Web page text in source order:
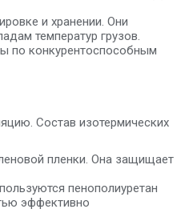
и хранении. Они
температур грузов.
по конкурентоспособным
Состав изотермических
пленки. Она защищает
пенополиуретан
эффективно